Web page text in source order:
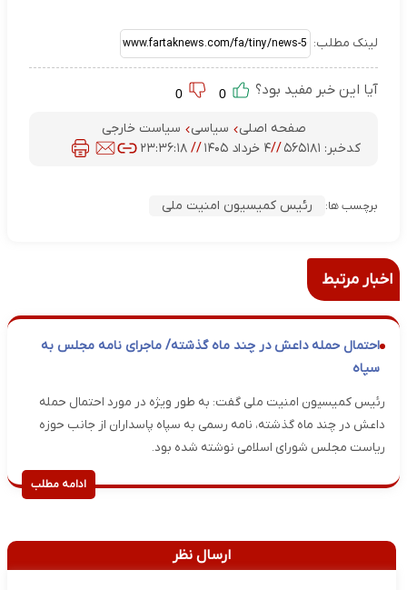
لینک مطلب:
آیا این خبر مفید بود؟
صفحه اصلی سیاسی
سیاست خارجی
کدخبر: ۵۶۵۱۸۱ //۴ خرداد ۱۴۰۵ // ۲۳:۳۶:۱۸
برچسب ها: رئیس کمیسیون امنیت ملی
اخبار مرتبط
احتمال حمله داعش در چند ماه گذشته/ ماجرای نامه مجلس به
سپاه
رئیس کمیسیون امنیت ملی گفت: به طور ویژه در مورد احتمال حمله
داعش در چند ماه گذشته، نامه رسمی به سپاه پاسداران از جانب حوزه
ریاست مجلس شورای اسلامی نوشته شده بود.
ادامه مطلب
ارسال نظر